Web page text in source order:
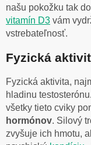
našu pokožku tak
vitamín D3 vám
vstrebateľnosť.
Fyzická
Fyzická aktivita,
hladinu
všetky tieto cviky
hormónov. Silový
zvyšuje ich hmotu,